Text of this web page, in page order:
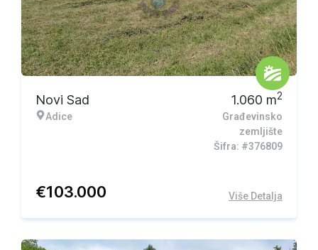
Novi Sad
Adice
1.060 m2
Građevinsko
zemljište
Šifra: #376809
€103.000 Više Detalja